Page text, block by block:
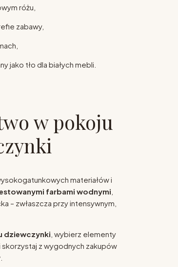
różu,
zabawy,
jako tło dla białych mebli.
w pokoju
materiałów i
farbami wodnymi
– zwłaszcza przy intensywnym,
dziewczynki , wybierz elementy
z wygodnych zakupów
.